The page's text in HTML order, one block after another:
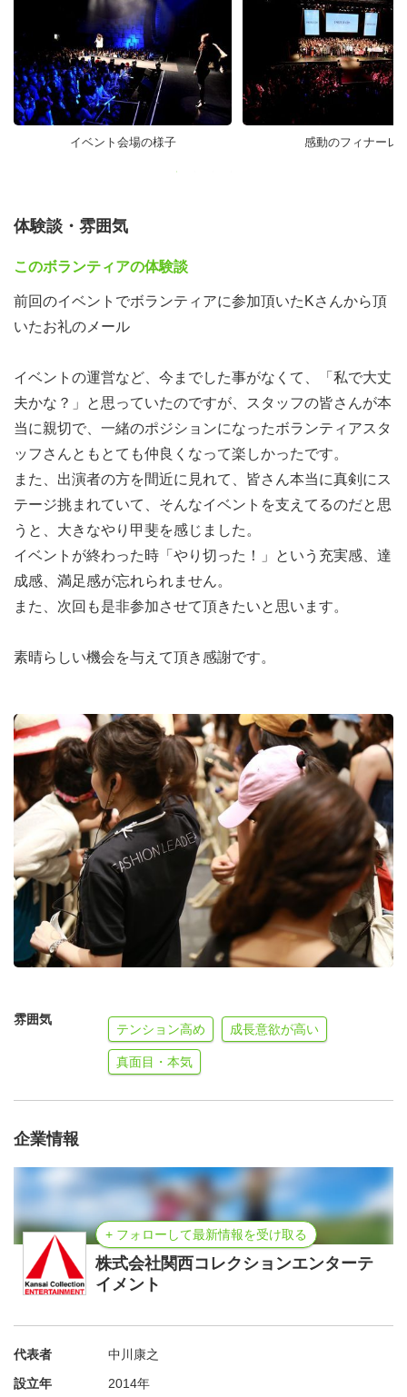
イベント会場の様子 感動のフィナーレ
体験談・雰囲気
このボランティアの体験談
前回のイベントでボランティアに参加頂いたKさんから頂
いたお礼のメール
イベントの運営など、今までした事がなくて、「私で大丈
夫かな？」と思っていたのですが、スタッフの皆さんが本
当に親切で、一緒のポジションになったボランティアスタ
ッフさんともとても仲良くなって楽しかったです。
また、出演者の方を間近に見れて、皆さん本当に真剣にス
テージ挑まれていて、そんなイベントを支えてるのだと思
うと、大きなやり甲斐を感じました。
イベントが終わった時「やり切った！」という充実感、達
成感、満足感が忘れられません。
また、次回も是非参加させて頂きたいと思います。
素晴らしい機会を与えて頂き感謝です。
雰囲気
テンション高め 成長意欲が高い
真面目・本気
企業情報
+ フォローして最新情報を受け取る
株式会社関西コレクションエンターテ
イメント
代表者
中川康之
設立年
2014年